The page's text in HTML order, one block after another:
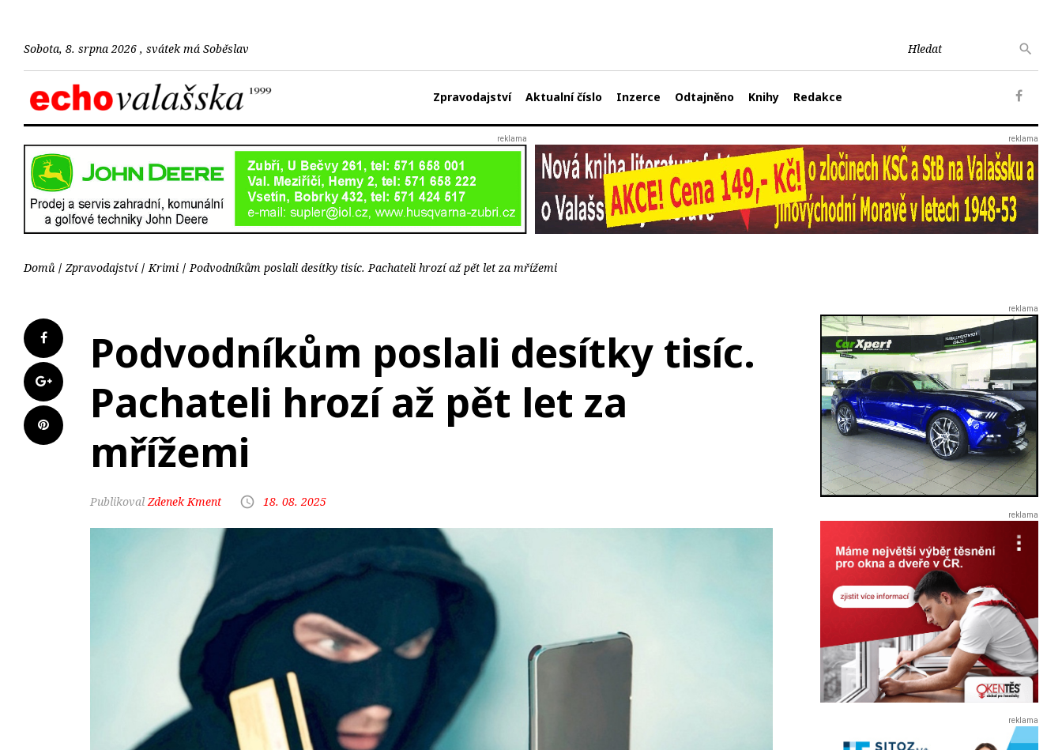
Sobota, 8. srpna 2026 , svátek má Soběslav
Zpravodajství Aktualní číslo Inzerce Odtajněno Knihy Redakce
Domů Zpravodajství Krimi Podvodníkům poslali desítky tisíc. Pachateli hrozí až pět let za mřížemi
Podvodníkům poslali desítky tisíc.
Pachateli hrozí až pět let za
mřížemi
Zdenek Kment 18. 08. 2025